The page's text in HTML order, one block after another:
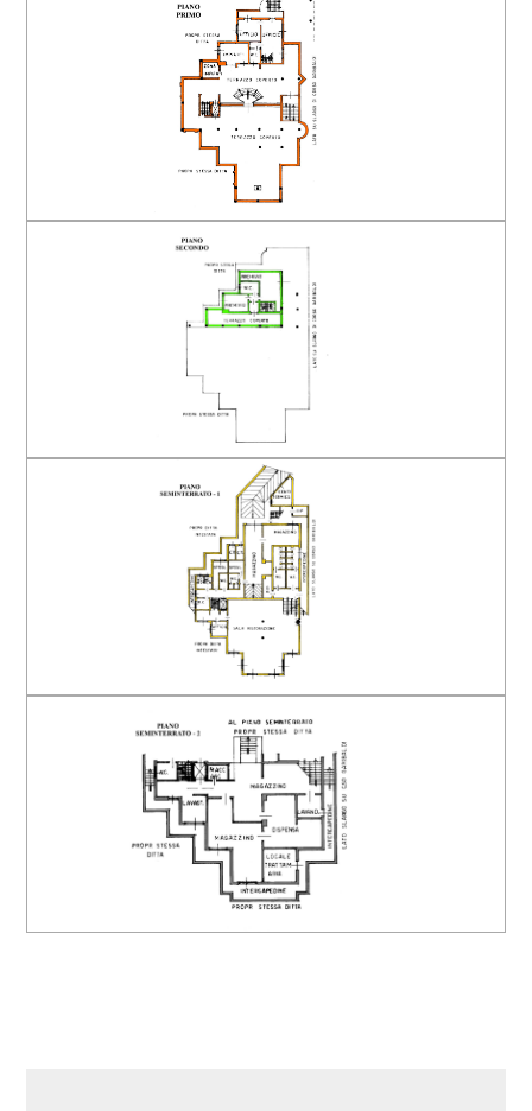
Nuova costruzione